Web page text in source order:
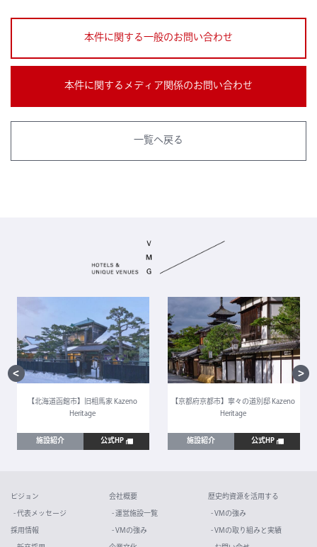
本件に関する一般のお問い合わせ
本件に関するメディア関係のお問い合わせ
一覧へ戻る
【北海道函館市】旧相馬家 Kazeno
Heritage
施設紹介 公式HP
【京都府京都市】寧々の道別邸 Kazeno
Heritage
施設紹介 公式HP
ビジョン
- 代表メッセージ
採用情報
会社概要
- 運営施設一覧
- VMの強み
歴史的資源を活用する
- VMの強み
- VMの取り組みと実績